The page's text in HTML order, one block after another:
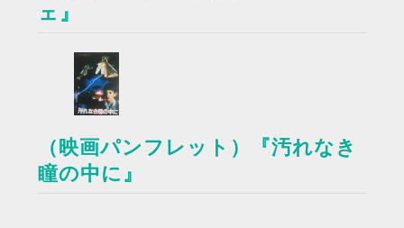
ェ』
（映画パンフレット）『汚れなき
瞳の中に』